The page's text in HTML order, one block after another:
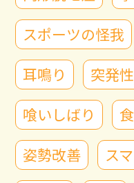
スポーツの怪我
耳鳴り
突発
喰いしばり
姿勢改善
ス